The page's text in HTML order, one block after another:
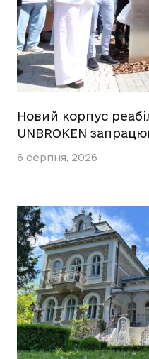
Новий корпус
UNBROKEN
6 серпня, 2026